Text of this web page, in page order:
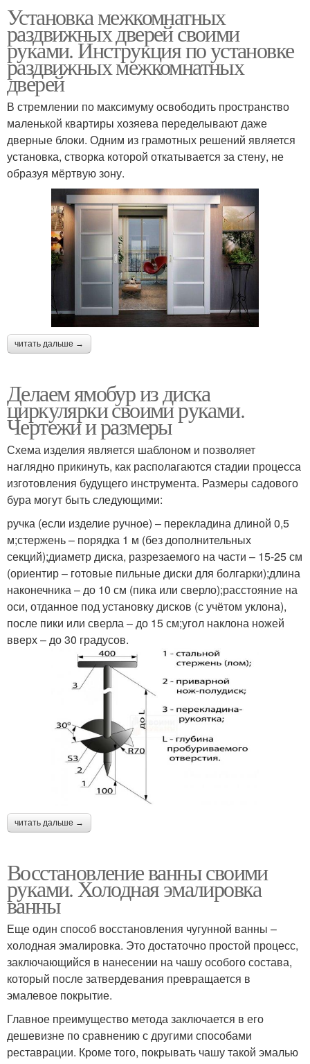
Установка межкомнатных
раздвижных дверей своими
руками. Инструкция по установке
раздвижных межкомнатных
дверей
В стремлении по максимуму освободить пространство
маленькой квартиры хозяева переделывают даже
дверные блоки. Одним из грамотных решений является
установка, створка которой откатывается за стену, не
образуя мёртвую зону.
читать дальше →
Делаем ямобур из диска
циркулярки своими руками.
Чертежи и размеры
Схема изделия является шаблоном и позволяет
наглядно прикинуть, как располагаются стадии процесса
изготовления будущего инструмента. Размеры садового
бура могут быть следующими:
ручка (если изделие ручное) – перекладина длиной 0,5
м;стержень – порядка 1 м (без дополнительных
секций);диаметр диска, разрезаемого на части – 15-25 см
(ориентир – готовые пильные диски для болгарки);длина
наконечника – до 10 см (пика или сверло);расстояние на
оси, отданное под установку дисков (с учётом уклона),
после пики или сверла – до 15 см;угол наклона ножей
вверх – до 30 градусов.
читать дальше →
Восстановление ванны своими
руками. Холодная эмалировка
ванны
Еще один способ восстановления чугунной ванны –
холодная эмалировка. Это достаточно простой процесс,
заключающийся в нанесении на чашу особого состава,
который после затвердевания превращается в
эмалевое покрытие.
Главное преимущество метода заключается в его
дешевизне по сравнению с другими способами
реставрации. Кроме того, покрывать чашу такой эмалью